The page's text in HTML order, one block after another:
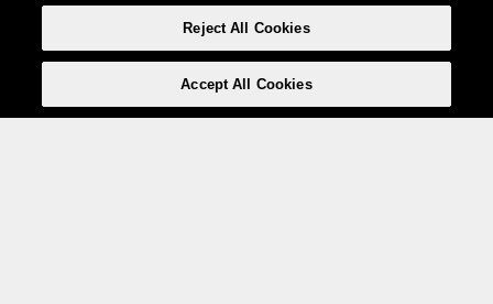
Reject All Cookies
Accept All Cookies